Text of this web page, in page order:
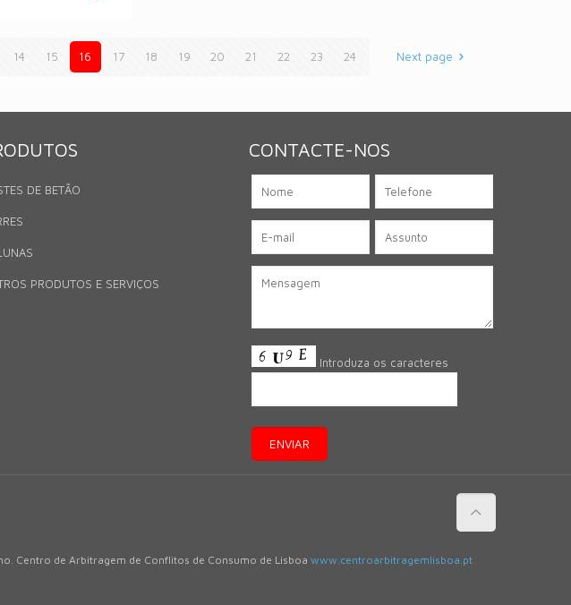
14 15 16 17 18 19 20 21 22 23 24 Next page
DE BETÃO
PRODUTOS E SERVIÇOS
CONTACTE-NOS
Introduza os caracteres
Centro de Arbitragem de Conflitos de Consumo de Lisboa www.centroarbitragemlisboa.pt